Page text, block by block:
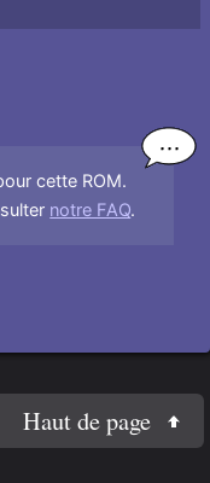
cette ROM.
notre FAQ.
Haut de page